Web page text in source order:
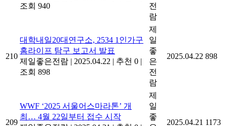
조회 940
전
람
210
대학내일20대연구소, 2534 1인가구
홈라이프 탐구 보고서 발표
제일좋은전람 | 2025.04.22 | 추천 0 |
조회 898
제
일
좋
은
전
람
2025.04.22 898
209
WWF ‘2025 서울어스마라톤’ 개
최… 4월 22일부터 접수 시작
제
일
좋
2025.04.21 1173